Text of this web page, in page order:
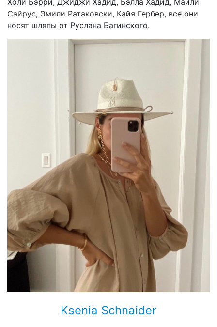
Холи Бэрри, Джиджи Хадид, Бэлла Хадид, Майли
Сайрус, Эмили Ратаковски, Кайя Гербер, все они
носят шляпы от Руслана Багинского.
Ksenia Schnaider